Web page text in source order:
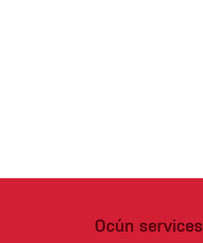
Ocún services